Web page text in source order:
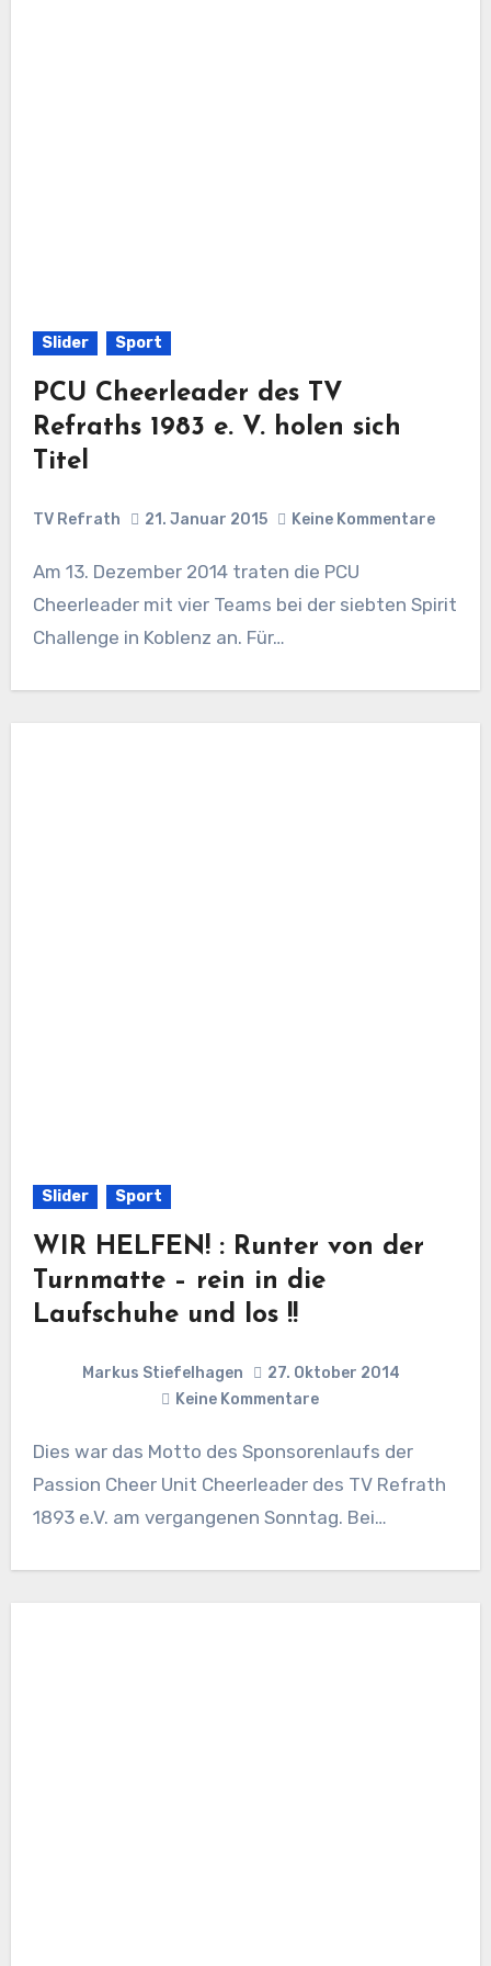
Slider Sport
PCU Cheerleader des TV
Refraths 1983 e. V. holen sich
Titel
TV Refrath 21. Januar 2015 Keine Kommentare
Am 13. Dezember 2014 traten die PCU
Cheerleader mit vier Teams bei der siebten Spirit
Challenge in Koblenz an. Für…
Slider Sport
WIR HELFEN! : Runter von der
Turnmatte – rein in die
Laufschuhe und los !!
Markus Stiefelhagen
27. Oktober 2014
Keine Kommentare
Dies war das Motto des Sponsorenlaufs der
Passion Cheer Unit Cheerleader des TV Refrath
1893 e.V. am vergangenen Sonntag. Bei…